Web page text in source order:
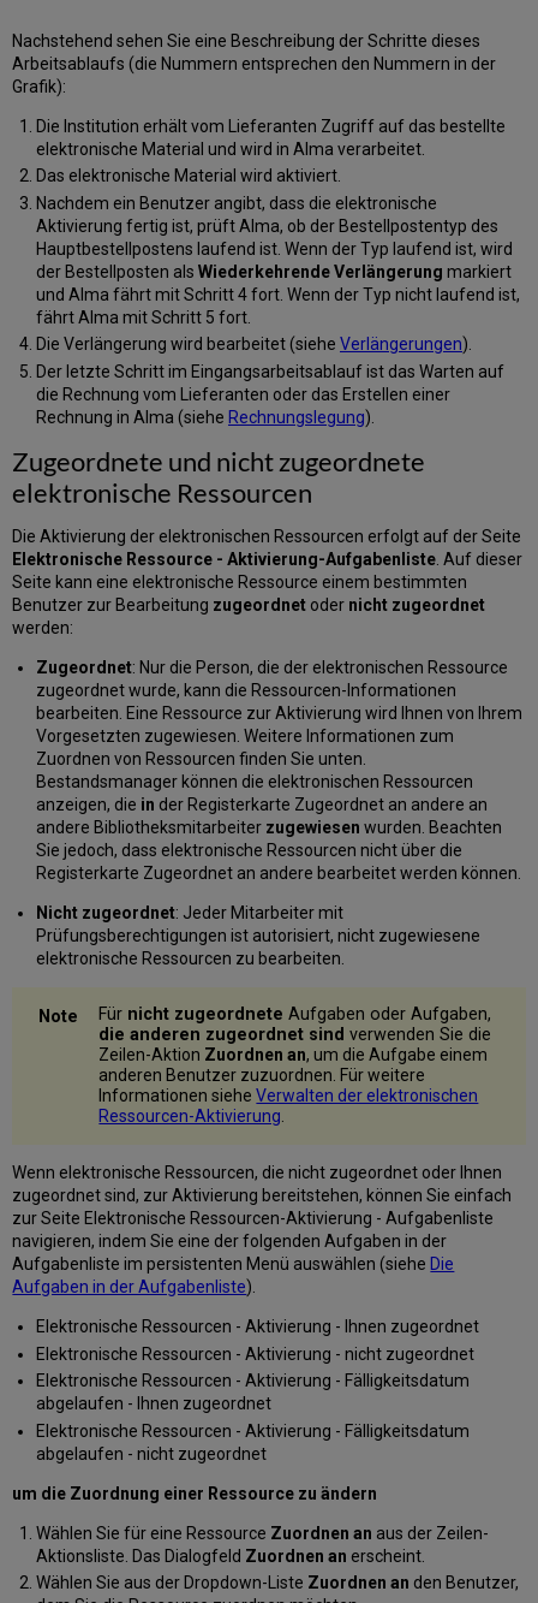
Nachstehend sehen Sie eine Beschreibung der Schritte dieses
Arbeitsablaufs (die Nummern entsprechen den Nummern in der
Grafik):
Die Institution erhält vom Lieferanten Zugriff auf das bestellte
elektronische Material und wird in Alma verarbeitet.
Das elektronische Material wird aktiviert.
Nachdem ein Benutzer angibt, dass die elektronische
Aktivierung fertig ist, prüft Alma, ob der Bestellpostentyp des
Hauptbestellpostens laufend ist. Wenn der Typ laufend ist, wird
der Bestellposten als Wiederkehrende Verlängerung markiert
und Alma fährt mit Schritt 4 fort. Wenn der Typ nicht laufend ist,
fährt Alma mit Schritt 5 fort.
Die Verlängerung wird bearbeitet (siehe Verlängerungen).
Der letzte Schritt im Eingangsarbeitsablauf ist das Warten auf
die Rechnung vom Lieferanten oder das Erstellen einer
Rechnung in Alma (siehe Rechnungslegung).
Zugeordnete und nicht zugeordnete
elektronische Ressourcen
Die Aktivierung der elektronischen Ressourcen erfolgt auf der Seite
Elektronische Ressource - Aktivierung-Aufgabenliste . Auf dieser
Seite kann eine elektronische Ressource einem bestimmten
Benutzer zur Bearbeitung zugeordnet oder nicht zugeordnet
werden:
Zugeordnet: Nur die Person, die der elektronischen Ressource
zugeordnet wurde, kann die Ressourcen-Informationen
bearbeiten. Eine Ressource zur Aktivierung wird Ihnen von Ihrem
Vorgesetzten zugewiesen. Weitere Informationen zum
Zuordnen von Ressourcen finden Sie unten.
Bestandsmanager können die elektronischen Ressourcen
anzeigen, die in der Registerkarte Zugeordnet an andere an
andere Bibliotheksmitarbeiter zugewiesen wurden. Beachten
Sie jedoch, dass elektronische Ressourcen nicht über die
Registerkarte Zugeordnet an andere bearbeitet werden können.
Nicht zugeordnet: Jeder Mitarbeiter mit
Prüfungsberechtigungen ist autorisiert, nicht zugewiesene
elektronische Ressourcen zu bearbeiten.
Für nicht zugeordneteAufgaben oder Aufgaben,
die anderen zugeordnet sind verwenden Sie die
Zeilen-Aktion Zuordnen an, um die Aufgabe einem
anderen Benutzer zuzuordnen. Für weitere
Informationen sieheVerwalten der elektronischen
Ressourcen-Aktivierung.
Wenn elektronische Ressourcen, die nicht zugeordnet oder Ihnen
zugeordnet sind, zur Aktivierung bereitstehen, können Sie einfach
zur Seite Elektronische Ressourcen-Aktivierung - Aufgabenliste
navigieren, indem Sie eine der folgenden Aufgaben in der
Aufgabenliste im persistenten Menü auswählen (siehe Die
Aufgaben in der Aufgabenliste).
Elektronische Ressourcen - Aktivierung - Ihnen zugeordnet
Elektronische Ressourcen - Aktivierung - nicht zugeordnet
Elektronische Ressourcen - Aktivierung - Fälligkeitsdatum
abgelaufen - Ihnen zugeordnet
Elektronische Ressourcen - Aktivierung - Fälligkeitsdatum
abgelaufen - nicht zugeordnet
um die Zuordnung einer Ressource zu ändern
Wählen Sie für eine Ressource Zuordnen an aus der Zeilen-
Aktionsliste. Das Dialogfeld Zuordnen an erscheint.
Wählen Sie aus der Dropdown-Liste Zuordnen an den Benutzer,